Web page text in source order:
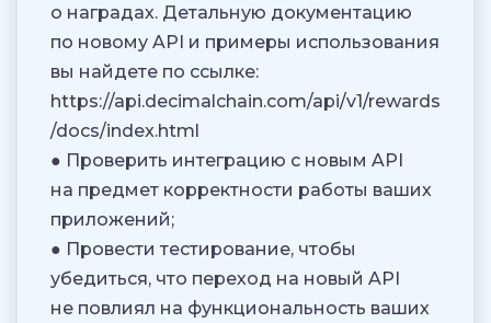
о наградах. Детальную документацию
по новому API и примеры использования
вы найдете по ссылке:
https://api.decimalchain.com/api/v1/rewards
/docs/index.html
● Проверить интеграцию с новым API
на предмет корректности работы ваших
приложений;
● Провести тестирование, чтобы
убедиться, что переход на новый API
не повлиял на функциональность ваших